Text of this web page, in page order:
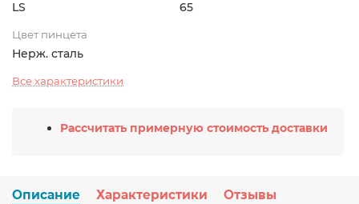
LS 65
Цвет пинцета
Нерж. сталь
Все характеристики
Рассчитать примерную стоимость доставки
Описание Характеристики Отзывы